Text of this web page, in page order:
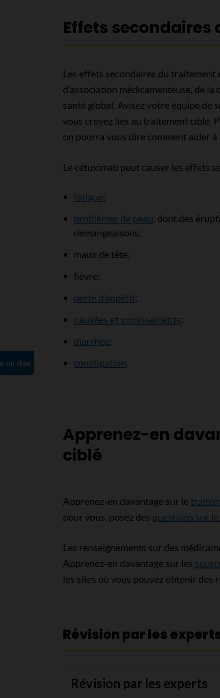
Effets
Les effets secondaires du
d’association médicamenteuse, de
santé global. Avisez votre équipe de
vous croyez liés au traitement ciblé.
on pourra vous dire comment aider
Le cétuximab peut causer les effets
fatigue;
problèmes de peau, dont des
démangeaisons;
maux de tête;
fièvre;
perte d’appétit;
nausées et vomissements;
diarrhée;
constipation.
Apprenez-en
ciblé
Apprenez-en davantage sur le
pour vous, posez des questions sur
Les renseignements sur des
Apprenez-en davantage sur les
les sites où vous pouvez obtenir des
Révision par les
Révision par les experts